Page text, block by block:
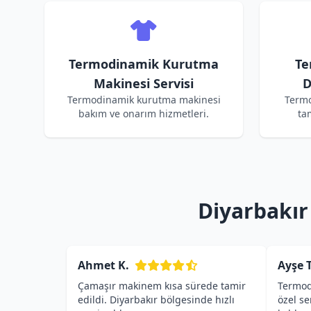
Termodinamik Kurutma
Makinesi Servisi
Termodinamik kurutma makinesi
bakım ve onarım hizmetleri.
Ahmet K.
Çamaşır makinem kısa sürede tamir
edildi. Diyarbakır bölgesinde hızlı
Ayşe
özel